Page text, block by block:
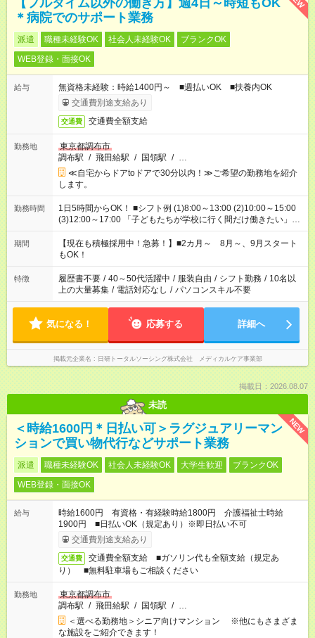
【フルタイム以外の働き方】週4日～時短もOK
＊病院でのサポート業務
派遣 職種未経験OK 社会人未経験OK
ブランクOK
WEB登録・面接OK
給与
無資格未経験：時給1400円～ ■週払いOK ■扶養内OK
交通費別途支給あり
交通費 交通費全額支給
勤務地
東京都調布市
調布駅 / 飛田給駅 / 国領駅 / …
≪自宅からドアtoドアで30分以内！≫ご希望の勤務地を紹介
します。
勤務時間
1日5時間からOK！ ■シフト例 (1)8:00～13:00 (2)10:00～15:00
(3)12:00～17:00 「子どもたちが学校に行く間だけ働きたい」
「余裕を持って夕飯の準備がしたい」 「午前中は働いて、午後
はプライベートの時間にしたい」 など、ご希望を教えてくださ
いね。 ※Wワーク希望の方へ 今ご覧のお仕事で希望する勤務時
間と、もう1つのお仕事の勤務時間。 合計で週40時間を超える
場合は応募できません。
期間
【現在も積極採用中！急募！】■2カ月～ 8月～、9月スタート
もOK！
特徴 履歴書不要 / 40～50代活躍中 / 服装自由 / シフト勤務 / 10名以
上の大量募集 / 電話対応なし / パソコンスキル不要
気になる！ 応募する 詳細へ
掲載元企業名 日研トータルソーシング株式会社 メディカルケア事業部
掲載日：2026.08.07
未読
NEW
＜時給1600円＊日払い可＞ラグジュアリーマン
ションで買い物代行などサポート業務
派遣 職種未経験OK 社会人未経験OK 大学生歓迎
ブランクOK
WEB登録・面接OK
給与
時給1600円 有資格・有経験時給1800円 介護福祉士時給
1900円 ■日払いOK（規定あり）※即日払い不可
交通費別途支給あり
交通費
交通費全額支給 ■ガソリン代も全額支給（規定あ
り） ■無料駐車場もご相談ください
勤務地
東京都調布市
調布駅 / 飛田給駅 / 国領駅 / …
＜選べる勤務地＞シニア向けマンション ※他にもさまざま
な施設をご紹介できます！